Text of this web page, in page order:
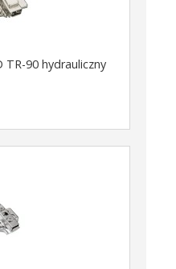
TR-90 hydrauliczny